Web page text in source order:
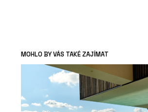
MOHLO BY VÁS TAKÉ ZAJÍMAT